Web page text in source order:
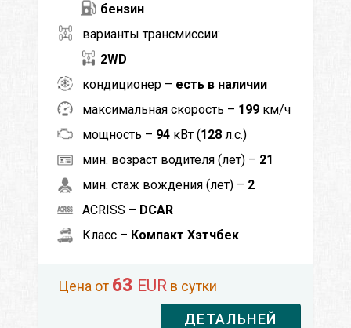
бензин
варианты трансмиссии:
2WD
кондиционер – есть в наличии
максимальная скорость – 199 км/ч
мощность – 94 кВт (128 л.с.)
мин. возраст водителя (лет) – 21
мин. стаж вождения (лет) – 2
ACRISS – DCAR
Класс – Компакт Хэтчбек
Цена от 63 EUR в сутки
ДЕТАЛЬНЕЙ